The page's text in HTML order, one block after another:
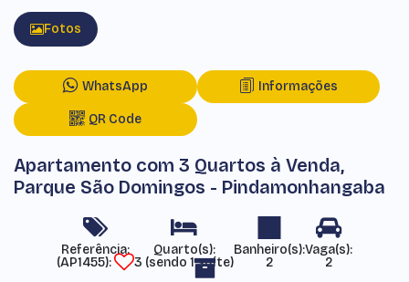
Fotos
WhatsApp Informações
QR Code
Apartamento com 3 Quartos à Venda,
Parque São Domingos - Pindamonhangaba
Referência:
(AP1455)
3 (sendo 1 suíte) 2
2